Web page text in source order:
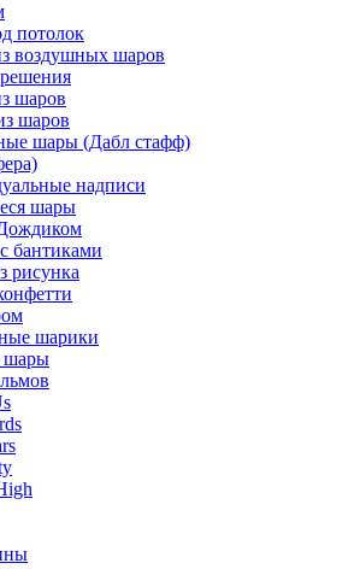
потолок
воздушных шаров
шаров
шаров
шары (Дабл стафф)
надписи
шары
бантиками
рисунка
шарики
шары